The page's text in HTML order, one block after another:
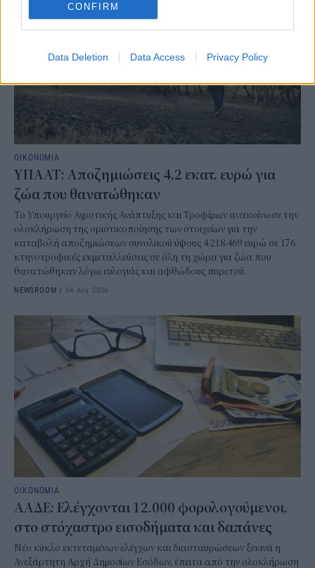
CONFIRM
Data Deletion Data Access Privacy Policy
ΟΙΚΟΝΟΜΙΑ
ΥΠΑΑΤ: Αποζημιώσεις 4,2 εκατ. ευρώ για
ζώα που θανατώθηκαν
Το Υπουργείο Αγροτικής Ανάπτυξης και Τροφίμων ανακοίνωσε την
ολοκλήρωση της οριστικοποίησης των στοιχείων για την
καταβολή αποζημιώσεων συνολικού ύψους 4.218.469 ευρώ σε 176
κτηνοτροφικές εκμεταλλεύσεις σε όλη τη χώρα για ζώα που
θανατώθηκαν λόγω ευλογιάς και αφθώδους πυρετού.
NEWSROOM / 04 Αυγ 2026
ΟΙΚΟΝΟΜΙΑ
ΑΑΔΕ: Ελέγχονται 12.000 φορολογούμενοι,
στο στόχαστρο εισοδήματα και δαπάνες
Νέο κύκλο εκτεταμένων ελέγχων και διασταυρώσεων ξεκινά η
Ανεξάρτητη Αρχή Δημοσίων Εσόδων, έπειτα από την ολοκλήρωση